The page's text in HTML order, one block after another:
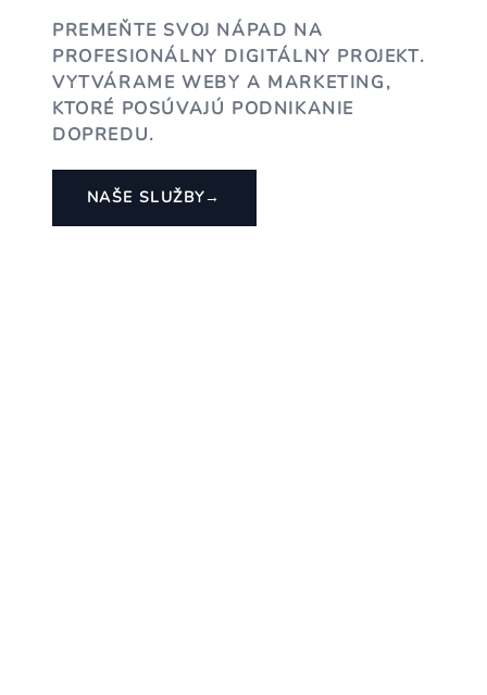
PREMEŇTE SVOJ NÁPAD NA
PROFESIONÁLNY DIGITÁLNY PROJEKT.
VYTVÁRAME WEBY A MARKETING,
KTORÉ POSÚVAJÚ PODNIKANIE
DOPREDU.
NAŠE SLUŽBY→